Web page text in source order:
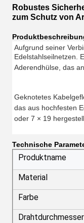
Robustes
zum Schutz von
Aufgrund seiner
Edelstahlseilnetzen.
Aderendhülse, das
Geknotetes
das aus hochfesten
oder 7 × 19
Technische
Produktname
Material
Farbe
Drahtdurchmesser